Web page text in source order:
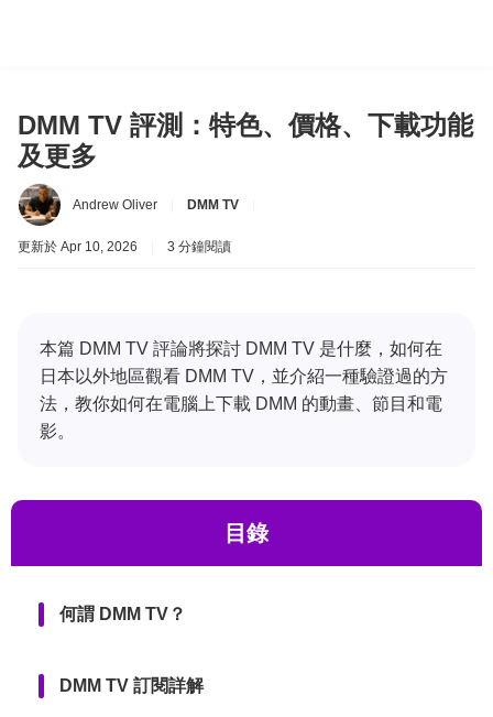
DMM TV 評測：特色、價格、下載功能
及更多
Andrew Oliver DMM TV
更新於 Apr 10, 2026 3 分鐘閱讀
本篇 DMM TV 評論將探討 DMM TV 是什麼，如何在
日本以外地區觀看 DMM TV，並介紹一種驗證過的方
法，教你如何在電腦上下載 DMM 的動畫、節目和電
影。
目錄
何謂 DMM TV？
DMM TV 訂閱詳解